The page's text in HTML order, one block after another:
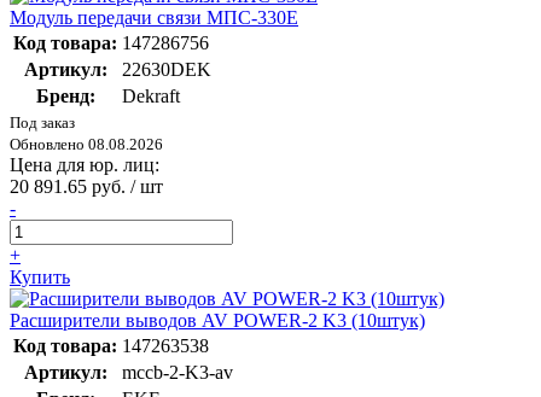
Модуль передачи связи МПС-330Е
Код товара: 147286756
Артикул:
22630DEK
Бренд:
Dekraft
Под заказ
Обновлено 08.08.2026
Цена для юр. лиц:
20 891.65 руб. / шт
-
+
Купить
Расширители выводов AV POWER-2 K3 (10штук)
Код товара: 147263538
Артикул:
mccb-2-K3-av